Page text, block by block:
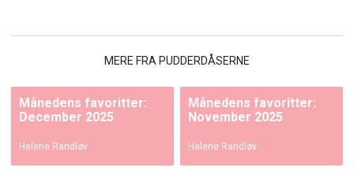
MERE FRA PUDDERDÅSERNE
Månedens favoritter:
December 2025
Helene Randløv
Månedens favoritter:
November 2025
Helene Randløv